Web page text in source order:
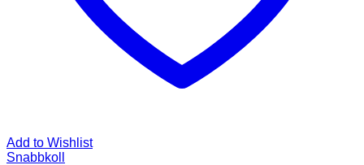
Add to Wishlist
Snabbkoll